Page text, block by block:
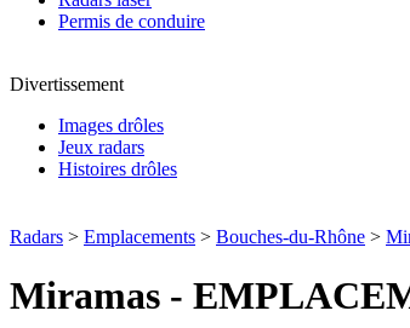
Permis de conduire
Divertissement
Images drôles
Jeux radars
Histoires drôles
Radars > Emplacements > Bouches-du-Rhône >
Miramas -